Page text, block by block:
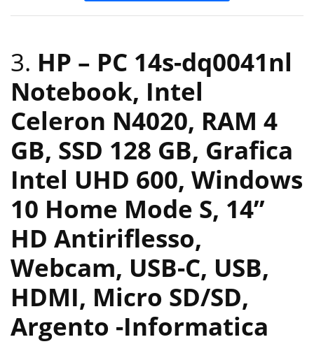
3. HP – PC 14s-dq0041nl
Notebook, Intel
Celeron N4020, RAM 4
GB, SSD 128 GB, Grafica
Intel UHD 600, Windows
10 Home Mode S, 14”
HD Antiriflesso,
Webcam, USB-C, USB,
HDMI, Micro SD/SD,
Argento -Informatica